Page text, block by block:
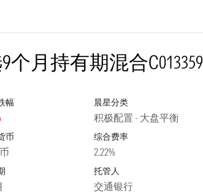
个月持有期混合C013359
幅 晨星分类
积极配置 - 大盘平衡
币 综合费率
2.22%
托管人
交通银行